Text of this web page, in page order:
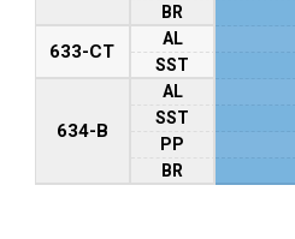
BR
633-CT
AL
SST
634-B
AL
SST
PP
BR